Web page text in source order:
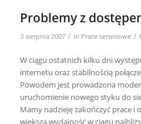
Problemy z
3 sierpnia 2007 / in Prace serwisowe /
W ciągu ostatnich kilku dni
internetu oraz stabilnością
Powodem jest prowadzona
uruchomienie nowego styku do
Mamy nadzieję zakończyć prace i
większą wydajność w ciągu